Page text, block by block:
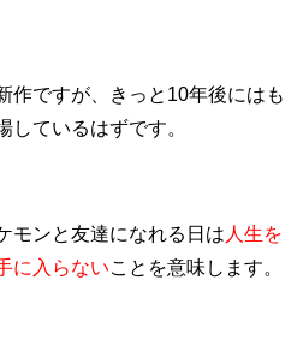
作ですが、きっと10年後にはも
しているはずです。
モンと友達になれる日は 人生を
に入らないことを意味します。